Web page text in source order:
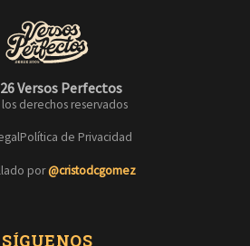
Versos Perfectos
derechos reservados
Política de Privacidad
por@cristodcgomez
SÍGUENOS